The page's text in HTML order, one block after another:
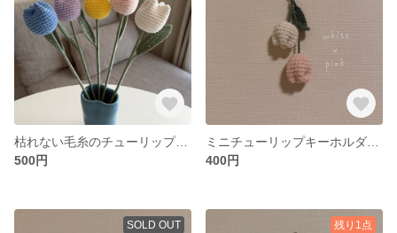
枯れない毛糸のチューリップ🌷花束 編み物 韓国インテリア
500円
400円
SOLD OUT 残り1点